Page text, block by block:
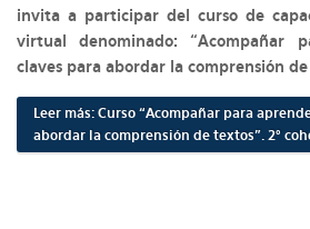
invita a participar del curso de
virtual denominado: “Acompañar
claves para abordar la comprensión
Leer más: Curso “Acompañar para
abordar la comprensión de textos”. 2°